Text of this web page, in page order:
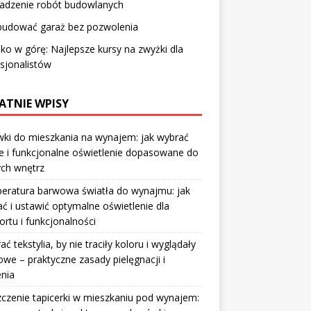
robót budowlanych
garaż bez pozwolenia
w górę: Najlepsze kursy na zwyżki dla
WPISY
do mieszkania na wynajem: jak wybrać
i funkcjonalne oświetlenie dopasowane do
wnętrz
barwowa światła do wynajmu: jak
i ustawić optymalne oświetlenie dla
i funkcjonalności
tekstylia, by nie traciły koloru i wyglądały
– praktyczne zasady pielęgnacji i
tapicerki w mieszkaniu pod wynajem: